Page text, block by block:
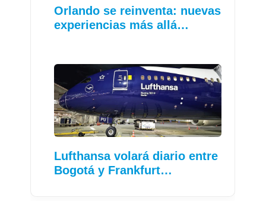
Orlando se reinventa: nuevas
experiencias más allá…
Lufthansa volará diario entre
Bogotá y Frankfurt…